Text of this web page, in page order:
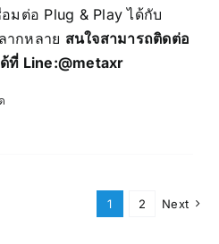
มต่อ Plug & Play ได้กับ
กหลาย สนใจสามารถติดต่อ
ที่ Line:@metaxr
1 2 Next